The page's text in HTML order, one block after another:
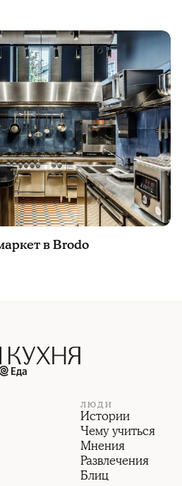
в Brodo
ЛЮДИ
Истории
Чему учиться
Мнения
Развлечения
Блиц